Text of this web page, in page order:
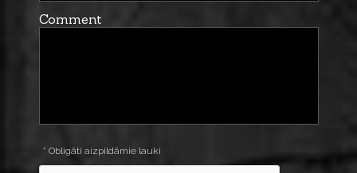
Comment
* Obligāti aizpildāmie lauki